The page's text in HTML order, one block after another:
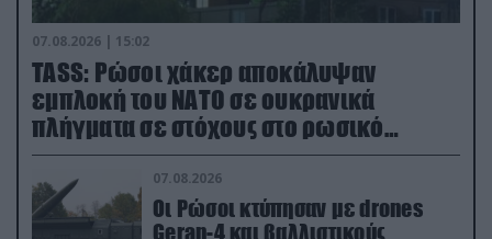
07.08.2026 | 15:02
TASS: Ρώσοι χάκερ αποκάλυψαν
εμπλοκή του ΝΑΤΟ σε ουκρανικά
πλήγματα σε στόχους στο ρωσικό
έδαφος!
07.08.2026
Οι Ρώσοι κτύπησαν με drones
Geran-4 και βαλλιστικούς